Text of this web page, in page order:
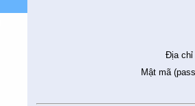
Địa chỉ
Mật mã